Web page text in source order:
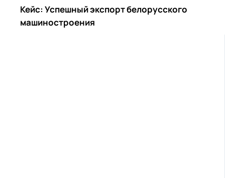
Кейс: Успешный экспорт белорусского
машиностроения